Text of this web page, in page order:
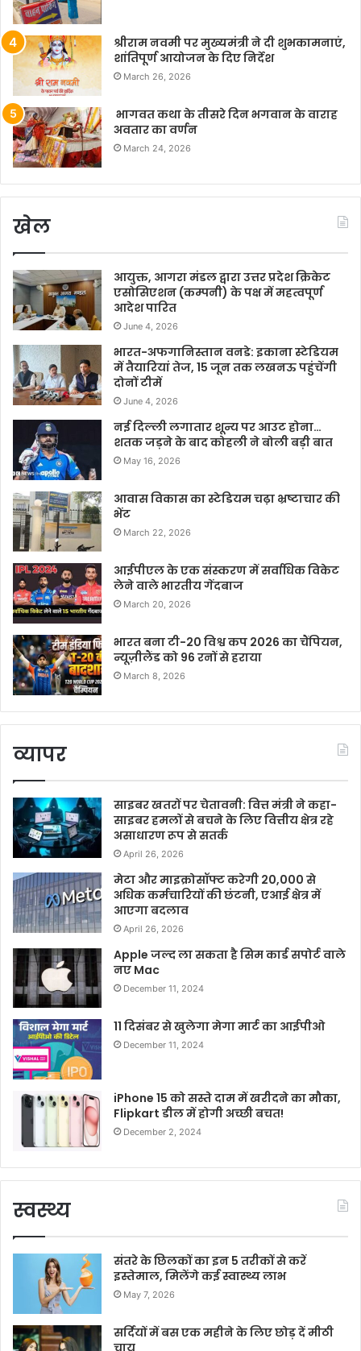
श्रीराम नवमी पर मुख्यमंत्री ने दी शुभकामनाएं,
शांतिपूर्ण आयोजन के दिए निर्देश
March 26, 2026
भागवत कथा के तीसरे दिन भगवान के वाराह
अवतार का वर्णन
March 24, 2026
खेल
आयुक्त, आगरा मंडल द्वारा उत्तर प्रदेश क्रिकेट
एसोसिएशन (कम्पनी) के पक्ष में महत्वपूर्ण
आदेश पारित
June 4, 2026
भारत-अफगानिस्तान वनडे: इकाना स्टेडियम
में तैयारियां तेज, 15 जून तक लखनऊ पहुंचेंगी
दोनों टीमें
June 4, 2026
नई दिल्ली लगातार शून्य पर आउट होना…
शतक जड़ने के बाद कोहली ने बोली बड़ी बात
May 16, 2026
आवास विकास का स्टेडियम चढ़ा भ्रष्टाचार की
भेंट
March 22, 2026
आईपीएल के एक संस्करण में सर्वाधिक विकेट
लेने वाले भारतीय गेंदबाज
March 20, 2026
भारत बना टी-20 विश्व कप 2026 का चैंपियन,
न्यूज़ीलैंड को 96 रनों से हराया
March 8, 2026
व्यापर
साइबर खतरों पर चेतावनी: वित्त मंत्री ने कहा-
साइबर हमलों से बचने के लिए वित्तीय क्षेत्र रहे
असाधारण रूप से सतर्क
April 26, 2026
मेटा और माइक्रोसॉफ्ट करेगी 20,000 से
अधिक कर्मचारियों की छंटनी, एआई क्षेत्र में
आएगा बदलाव
April 26, 2026
Apple जल्द ला सकता है सिम कार्ड सपोर्ट वाले
नए Mac
December 11, 2024
11 दिसंबर से खुलेगा मेगा मार्ट का आईपीओ
December 11, 2024
iPhone 15 को सस्ते दाम में खरीदने का मौका,
Flipkart डील में होगी अच्छी बचत!
December 2, 2024
स्वस्थ्य
संतरे के छिलकों का इन 5 तरीकों से करें
इस्तेमाल, मिलेंगे कई स्वास्थ्य लाभ
May 7, 2026
सर्दियों में बस एक महीने के लिए छोड़ दें मीठी